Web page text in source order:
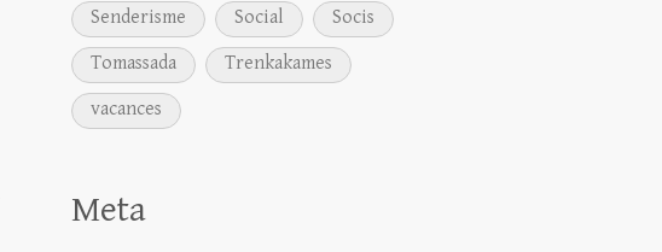
Senderisme
Social
Socis
Tomassada
Trenkakames
vacances
Meta